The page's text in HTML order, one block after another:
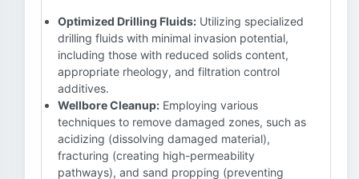
Optimized Drilling Fluids: Utilizing specialized
drilling fluids with minimal invasion potential,
including those with reduced solids content,
appropriate rheology, and filtration control
additives.
Wellbore Cleanup: Employing various
techniques to remove damaged zones, such as
acidizing (dissolving damaged material),
fracturing (creating high-permeability
pathways), and sand propping (preventing